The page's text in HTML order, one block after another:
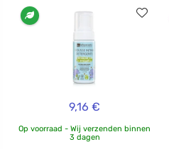
9,16 €
Op voorraad - Wij verzenden binnen
3 dagen